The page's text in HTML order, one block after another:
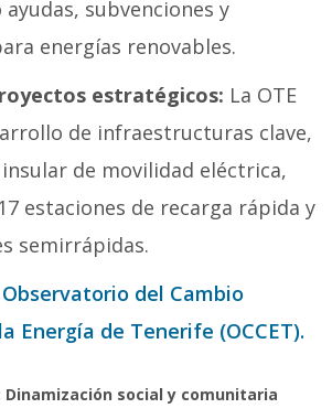
subvenciones y
energías renovables.
estratégicos: La OTE
de infraestructuras clave,
de movilidad eléctrica,
estaciones de recarga rápida y
semirrápidas.
Observatorio del Cambio
Energía de Tenerife (OCCET).
Dinamización social y comunitaria